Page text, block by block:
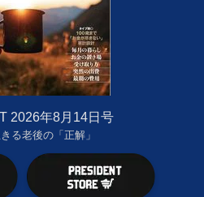
2026年8月14日号
る老後の「正解」